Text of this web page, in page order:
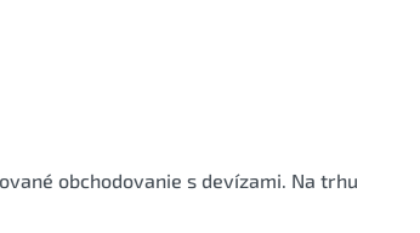
obchodovanie s devízami. Na trhu